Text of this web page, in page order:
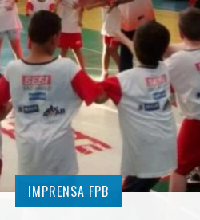
IMPRENSA FPB